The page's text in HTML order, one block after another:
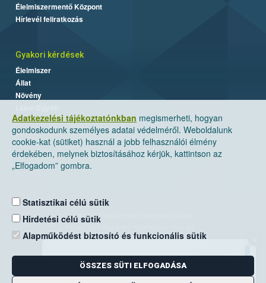
Adatkezelési tájékoztatónkban megismerheti, hogyan
gondoskodunk személyes adatai védelméről. Weboldalunk
cookie-kat (sütiket) használ a jobb felhasználói élmény
érdekében, melynek biztosításához kérjük, kattintson az
„Elfogadom” gombra.
Statisztikai célú sütik
Hirdetési célú sütik
Alapműködést biztosító és funkcionális sütik
ÖSSZES SÜTI ELFOGADÁSA
Élelmiszermentő Központ
Hírlevél feliratkozás
Gyakori kérdések
Élelmiszer
Állat
Növény
Nemzeti Élelmiszerlánc-biztonsági Hivatal
Levelezési cím: 1525 Budapest. Pf. 30.
E-mail:ugyfelszolgalat@nebih.gov.hu